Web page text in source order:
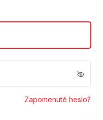
Zapomenuté heslo?